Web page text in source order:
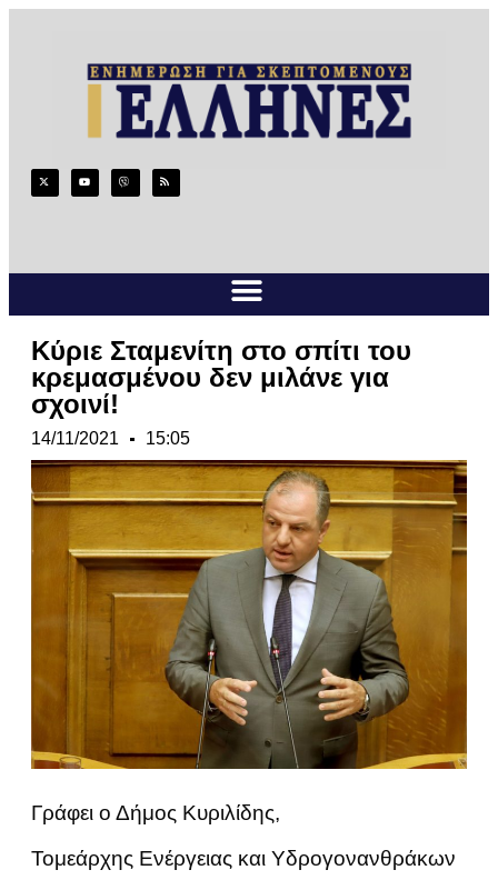
Κύριε Σταμενίτη στο σπίτι του
κρεμασμένου δεν μιλάνε για
σχοινί!
14/11/2021 15:05
Γράφει ο Δήμος Κυριλίδης,
Τομεάρχης Ενέργειας και Υδρογονανθράκων